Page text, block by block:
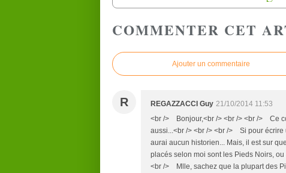
COMMENTER CET
Ajouter un commentaire
R REGAZZACCI Guy 21/10/2014 11:53
<br /> Bonjour,<br /> <br /> <br /> Ce
aussi...<br /> <br /> <br /> Si pour
aurai aucun historien... Mais, il est sur
placés selon moi sont les Pieds Noirs,
<br /> Mlle, sachez que la plupart des